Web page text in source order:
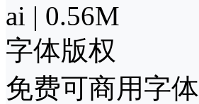
ai | 0.56M
字体版权
免费可商用字体